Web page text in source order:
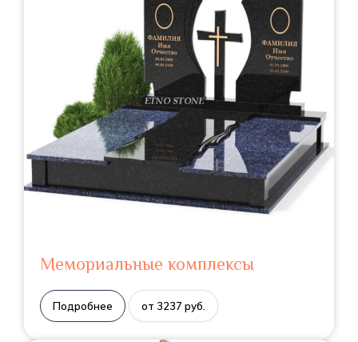
Мемориальные комплексы
Подробнее от 3237 руб.